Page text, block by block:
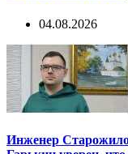
04.08.2026
Инженер